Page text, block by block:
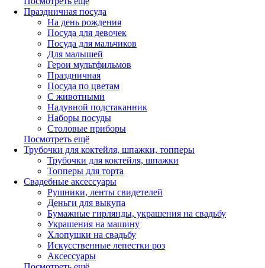
Праздничная посуда
На день рождения
Посуда для девочек
Посуда для мальчиков
Для малышей
Герои мультфильмов
Праздничная
Посуда по цветам
С животными
Надувной подстаканник
Наборы посуды
Столовые приборы
Посмотреть ещё
Трубочки для коктейля, шпажки, топперы
Трубочки для коктейля, шпажки
Топперы для торта
Свадебные аксессуары
Рушники, ленты свидетелей
Деньги для выкупа
Бумажные гирлянды, украшения на свадьбу
Украшения на машину
Хлопушки на свадьбу
Искусственные лепестки роз
Аксессуары